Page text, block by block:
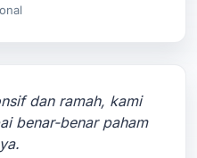
dan ramah, kami
benar-benar paham